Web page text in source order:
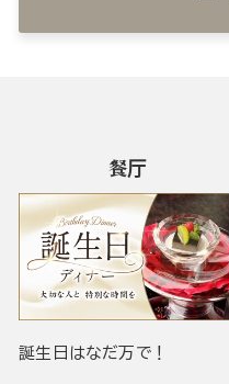
餐厅
誕生日はなだ万で！